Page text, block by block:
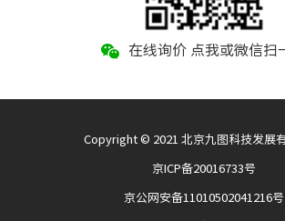
在线询价 点我或微信扫
Copyright © 2021 北京九图科技发展
京ICP备20016733号
京公网安备11010502041216号